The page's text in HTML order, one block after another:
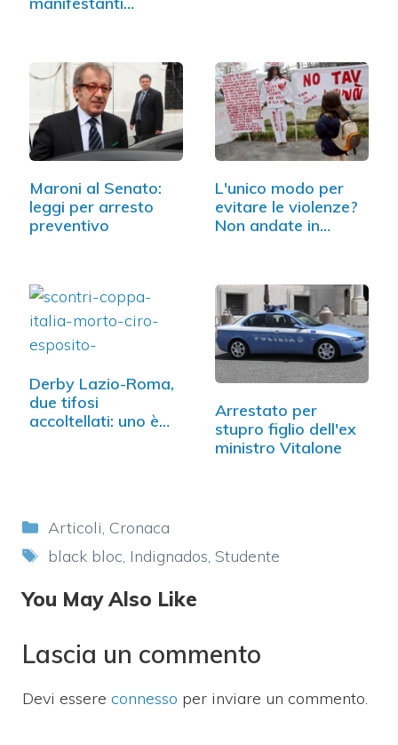
Maroni al Senato:
leggi per arresto
preventivo
L'unico modo per
evitare le violenze?
Non andate in…
Derby Lazio-Roma,
due tifosi
accoltellati: uno è
Arrestato per
stupro figlio dell'ex
ministro Vitalone
Categorie
Articoli, Cronaca
Tag
black bloc, Indignados, Studente
You May Also Like
Lascia un commento
Devi essere connesso per inviare un commento.